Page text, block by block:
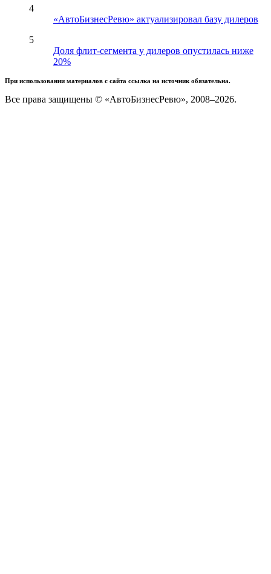
4
«АвтоБизнесРевю» актуализировал базу дилеров
5
Доля флит-сегмента у дилеров опустилась ниже
20%
При использовании материалов с сайта ссылка на источник обязательна.
Все права защищены © «АвтоБизнесРевю», 2008–2026.